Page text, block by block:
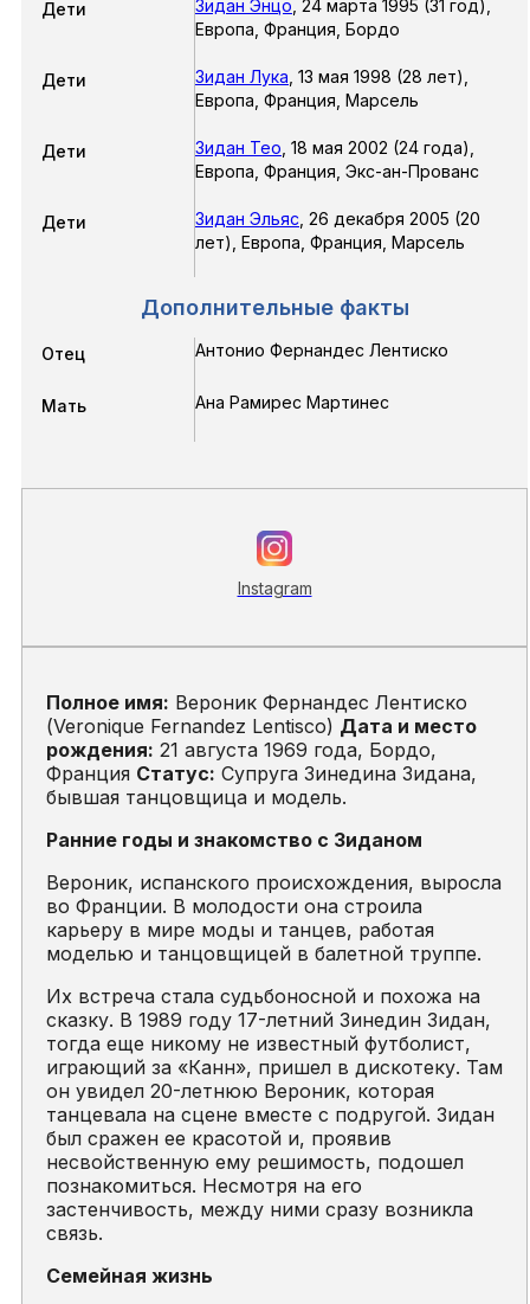
Дети Зидан Энцо 24 марта 1995 (31 год),
Европа, Франция, Бордо
Дети Зидан Лука 13 мая 1998 (28 лет),
Европа, Франция, Марсель
Дети Зидан Тео 18 мая 2002 (24 года),
Европа, Франция, Экс-ан-Прованс
Дети Зидан Эльяс 26 декабря 2005 (20
лет), Европа, Франция, Марсель
Дополнительные факты
Отец Антонио Фернандес Лентиско
Мать Ана Рамирес Мартинес
Instagram
Полное имя: Вероник Фернандес Лентиско
(Veronique Fernandez Lentisco) Дата и место
рождения: 21 августа 1969 года, Бордо,
Франция Статус: Супруга Зинедина Зидана,
бывшая танцовщица и модель.
Ранние годы и знакомство с Зиданом
Вероник, испанского происхождения, выросла
во Франции. В молодости она строила
карьеру в мире моды и танцев, работая
моделью и танцовщицей в балетной труппе.
Их встреча стала судьбоносной и похожа на
сказку. В 1989 году 17-летний Зинедин Зидан,
тогда еще никому не известный футболист,
играющий за «Канн», пришел в дискотеку. Там
он увидел 20-летнюю Вероник, которая
танцевала на сцене вместе с подругой. Зидан
был сражен ее красотой и, проявив
несвойственную ему решимость, подошел
познакомиться. Несмотря на его
застенчивость, между ними сразу возникла
связь.
Семейная жизнь